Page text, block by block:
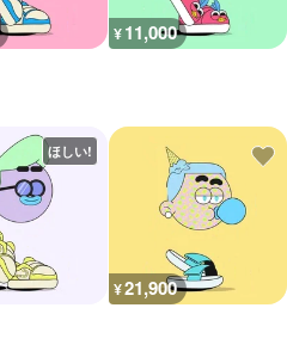
¥11,000
ほしい!
¥21,900